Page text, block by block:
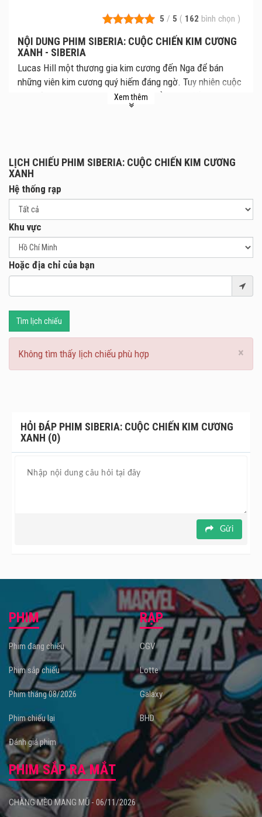
5 / 5 ( 162 bình chọn )
NỘI DUNG PHIM SIBERIA: CUỘC CHIẾN KIM CƯƠNG
XANH - SIBERIA
Lucas Hill một thương gia kim cương đến Nga để bán
những viên kim cương quý hiếm đáng ngờ. Tuy nhiên cuộc
giao dịch không thành công và anh trở thành đối tượng bị
săn đuổi không chỉ bởi những băng nhóm tội phạm mà
Lucas gặp gỡ và đắm chìm trong tình yêu với một cô chủ
quán cà phê xinh đẹp ở một thị trấn nhỏ ở Siberia. Liệu cô
gái này xuất hiện một cách tình cờ hay đây là một cái bẫy
mà con mồi chính là anh thương gia giàu có.
Xem thêm
LỊCH CHIẾU PHIM SIBERIA: CUỘC CHIẾN KIM CƯƠNG
XANH
Hệ thống rạp
Khu vực
Hoặc địa chỉ của bạn
Tìm lịch chiếu
×
Không tìm thấy lịch chiếu phù hợp
HỎI ĐÁP PHIM SIBERIA: CUỘC CHIẾN KIM CƯƠNG
XANH (0)
Gửi
PHIM
Phim đang chiếu
Phim sắp chiếu
Phim tháng 08/2026
Phim chiếu lại
Đánh giá phim
RẠP
CGV
Lotte
Galaxy
BHD
PHIM SẮP RA MẮT
CHÀNG MÈO MANG MŨ - 06/11/2026